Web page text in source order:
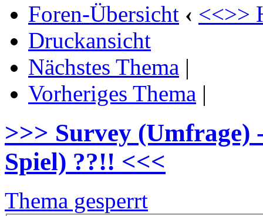
Foren-Übersicht ‹ <<>>
Druckansicht
Nächstes Thema |
Vorheriges Thema |
>>> Survey (Umfrage)
Spiel) ??!! <<<
Thema gesperrt